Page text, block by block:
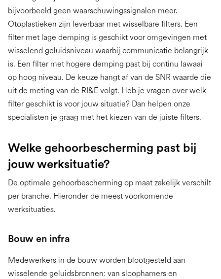
bijvoorbeeld geen waarschuwingssignalen meer.
Otoplastieken zijn leverbaar met wisselbare filters. Een
filter met lage demping is geschikt voor omgevingen met
wisselend geluidsniveau waarbij communicatie belangrijk
is. Een filter met hogere demping past bij continu lawaai
op hoog niveau. De keuze hangt af van de SNR waarde die
uit de meting van de RI&E volgt. Heb je vragen over welk
filter geschikt is voor jouw situatie? Dan helpen onze
specialisten je graag met het kiezen van de juiste filters.
Welke gehoorbescherming past bij
jouw werksituatie?
De optimale gehoorbescherming op maat zakelijk verschilt
per branche. Hieronder de meest voorkomende
werksituaties.
Bouw en infra
Medewerkers in de bouw worden blootgesteld aan
wisselende geluidsbronnen: van sloophamers en